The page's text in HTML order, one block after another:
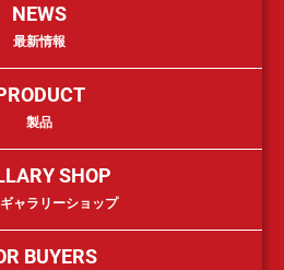
NEWS
最新情報
製品
SHOP
ャラリーショップ
BUYERS